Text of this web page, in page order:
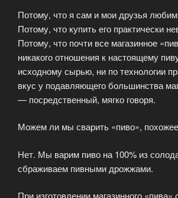
Потому, что я сам и мои друзья любим
Потому, что купить его практически
Потому, что почти все магазинное
никакого отношения к настоящему
исходному сырью, ни по технологии
вкус у подавляющего большинства
— посредственный, мягко говоря.
Можем ли мы сварить «пиво»,
Нет. Мы варим пиво на 100% из
сбраживаем пивными дрожжами.
При изготовлении магазинного «пива»